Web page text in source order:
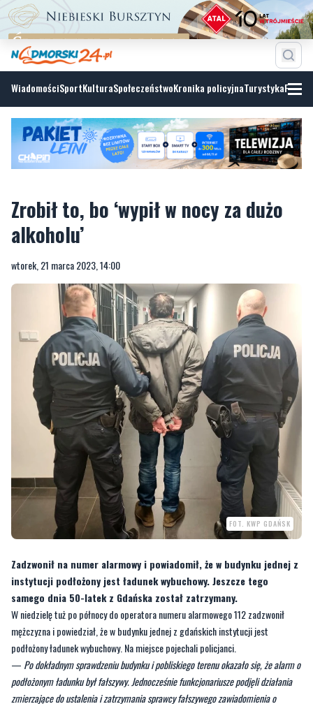
WiadomościSportKulturaSpołeczeństwoKronika policyjnaTurystyka
Zrobił to, bo ‘wypił w nocy za dużo
wtorek, 21 marca 2023, 14:00
FOT. KWP GDAŃSK
Zadzwonił na numer alarmowy i powiadomił, że w budynku jednej z
instytucji podłożony jest ładunek wybuchowy. Jeszcze tego
W niedzielę tuż po północy do operatora numeru alarmowego 112 zadzwonił
mężczyzna i powiedział, że w budynku jednej z gdańskich instytucji jest
podłożony ładunek wybuchowy. Na miejsce pojechali policjanci.
—Po dokładnym sprawdzeniu budynku i pobliskiego terenu okazało się, że alarm o
podłożonym ładunku był fałszywy. Jednocześnie funkcjonariusze podjęli działania
zmierzające do ustalenia i zatrzymania sprawcy fałszywego zawiadomienia o
zagrożeniu. Bardzo szybko kryminalni z komisariatu na Śródmieściu ustalili, że
dzwoniącym był 50-letni gdańszczanin. W niedzielę po godzinie 13:00 kryminalni
zatrzymali go w jednym z mieszkań we Wrzeszczu– informuje gdańska policja.